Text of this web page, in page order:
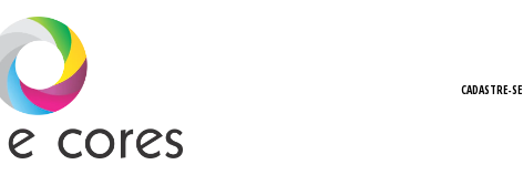
CADASTRE-SE